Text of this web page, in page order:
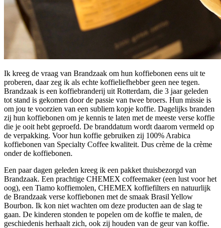
Ik kreeg de vraag van Brandzaak om hun koffiebonen eens uit te
proberen, daar zeg ik als echte koffieliefhebber geen nee tegen.
Brandzaak is een koffiebranderij uit Rotterdam, die 3 jaar geleden
tot stand is gekomen door de passie van twee broers. Hun missie is
om jou te voorzien van een subliem kopje koffie. Dagelijks branden
zij hun koffiebonen om je kennis te laten met de meeste verse koffie
die je ooit hebt geproefd. De branddatum wordt daarom vermeld op
de verpakking. Voor hun koffie gebruiken zij 100% Arabica
koffiebonen van Specialty Coffee kwaliteit. Dus crème de la crème
onder de koffiebonen.
Een paar dagen geleden kreeg ik een pakket thuisbezorgd van
Brandzaak. Een prachtige CHEMEX coffeemaker (een lust voor het
oog), een Tiamo koffiemolen, CHEMEX koffiefilters en natuurlijk
de Brandzaak verse koffiebonen met de smaak Brasil Yellow
Bourbon. Ik kon niet wachten om deze producten aan de slag te
gaan. De kinderen stonden te popelen om de koffie te malen, de
geschiedenis herhaalt zich, ook zij houden van de geur van koffie.